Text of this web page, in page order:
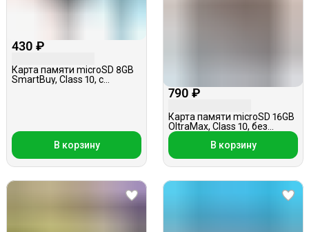
430 ₽
Карта памяти microSD 8GB
SmartBuy, Class 10, с
В корзину
790 ₽
Карта памяти microSD 16GB
OltraMax, Class 10, без
адаптера
В корзину